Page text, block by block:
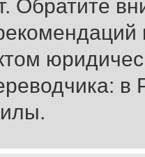
Обратите
в